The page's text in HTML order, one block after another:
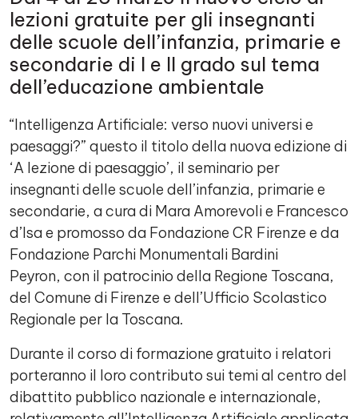
lezioni gratuite per gli insegnanti
delle scuole dell’infanzia, primarie e
secondarie di I e II grado sul tema
dell’educazione ambientale
“Intelligenza Artificiale: verso nuovi universi e
paesaggi?” questo il titolo della nuova edizione di
‘A lezione di paesaggio’, il seminario per
insegnanti delle scuole dell’infanzia, primarie e
secondarie, a cura di Mara Amorevoli e Francesco
d’Isa e promosso da Fondazione CR Firenze e da
Fondazione Parchi Monumentali Bardini
Peyron, con il patrocinio della Regione Toscana,
del Comune di Firenze e dell’Ufficio Scolastico
Regionale per la Toscana.
Durante il corso di formazione gratuito i relatori
porteranno il loro contributo sui temi al centro del
dibattito pubblico nazionale e internazionale,